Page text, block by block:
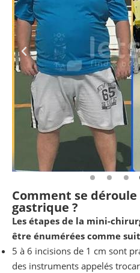
Comment se
gastrique ?
Les étapes de la mini-
être énumérées comme
5 à 6 incisions de 1 cm sont
des instruments appelés